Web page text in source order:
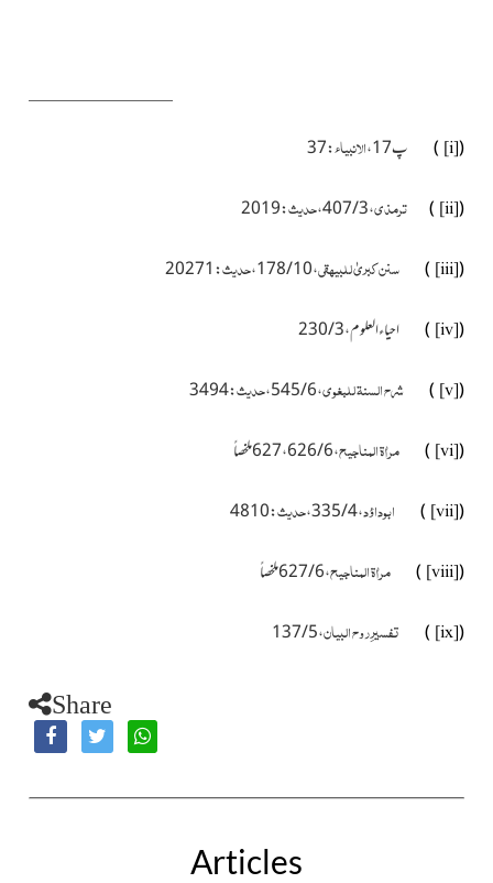
(
[i]
) پ17 ، الانبیاء: 37
(
[ii]
) ترمذی، 3 / 407 ، حدیث: 2019
(
[iii]
) سنن کبریٰ للبیہقی، 10 / 178 ، حدیث: 20271
(
[iv]
) احیاء العلوم ، 3 / 230
(
[v]
) شرح السنۃ للبغوی، 6 / 545 ، حدیث: 3494
(
[vi]
) مراٰۃ المناجیح، 6 / 626 ، 627 ملخصاً
(
[vii]
) ابوداؤد، 4 / 335 ، حدیث: 4810
(
[viii]
) مراٰۃ المناجیح، 6 / 627ملخصاً
(
[ix]
) تفسیرِروح البیان، 5 / 137
Share
Articles